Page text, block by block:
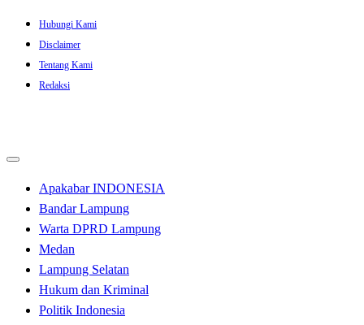
Skip
content
Hubungi Kami
Disclaimer
Tentang Kami
Redaksi
Apakabar INDONESIA
Bandar Lampung
Warta DPRD Lampung
Medan
Lampung Selatan
Hukum dan Kriminal
Politik Indonesia